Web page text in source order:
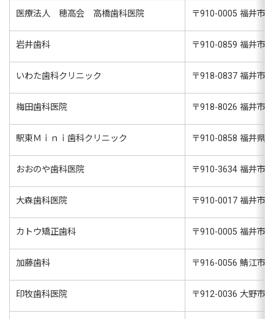
医療法人 穂高会 高橋歯科医院 〒910-0005 福井市
岩井歯科 〒910-0859 福井市
いわた歯科クリニック 〒918-0837 福井市
梅田歯科医院 〒918-8026 福井市
駅東Ｍｉｎｉ歯科クリニック 〒910-0858 福井県
おおのや歯科医院 〒910-3634 福井市
大森歯科医院 〒910-0017 福井市
カトウ矯正歯科 〒910-0005 福井市
加藤歯科 〒916-0056 鯖江市
印牧歯科医院 〒912-0036 大野市